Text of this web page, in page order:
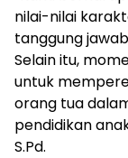
nilai-nilai
tanggung
Selain itu,
untuk
orang tua
pendidikan
S.Pd.